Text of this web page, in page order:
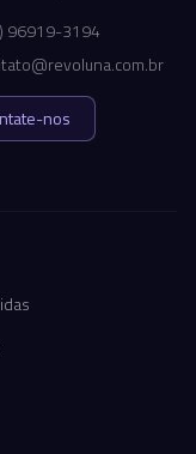
96919-3194
nos